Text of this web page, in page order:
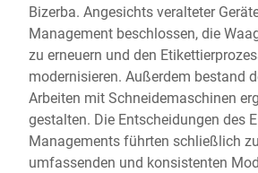
Bizerba. Angesichts veralteter
Management beschlossen, die
zu erneuern und den
modernisieren. Außerdem bestand
Arbeiten mit Schneidemaschinen
gestalten. Die Entscheidungen des
Managements führten schließlich
umfassenden und konsistenten